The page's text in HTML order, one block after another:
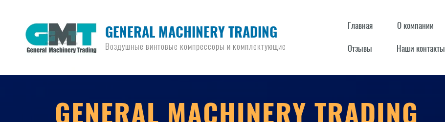
GENERAL MACHINERY TRADING
Воздушные винтовые компрессоры и комплектующие
Главная О компании
Отзывы Наши контакты
GENERAL MACHINERY TRADING